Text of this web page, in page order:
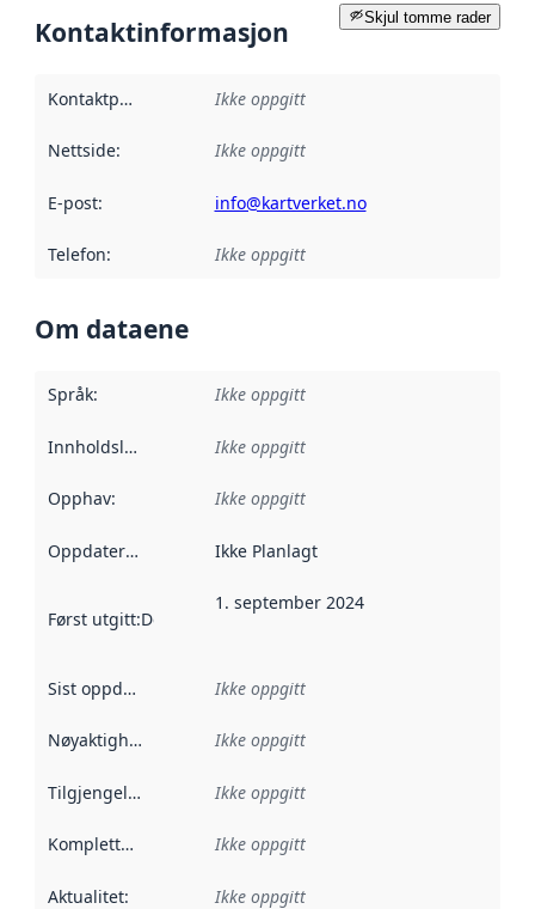
Skjul tomme rader
Kontaktinformasjon
Kontaktpunkt Ikke oppgitt
Nettside: Ikke oppgitt
E-post: info@kartverket.no
Telefon: Ikke oppgitt
Om dataene
Språk: Ikke oppgitt
Innholdsleverandører :
Ikke oppgitt
Opphav: Ikke oppgitt
Oppdateringsfrekvens :
Ikke Planlagt
Først utgitt:Denne datoen sier når dataene i dette
1. september 2024
Sist oppdatert Ikke oppgitt
Nøyaktighet Ikke oppgitt
Tilgjengelighet Ikke oppgitt
Kompletthet Ikke oppgitt
Aktualitet: Ikke oppgitt